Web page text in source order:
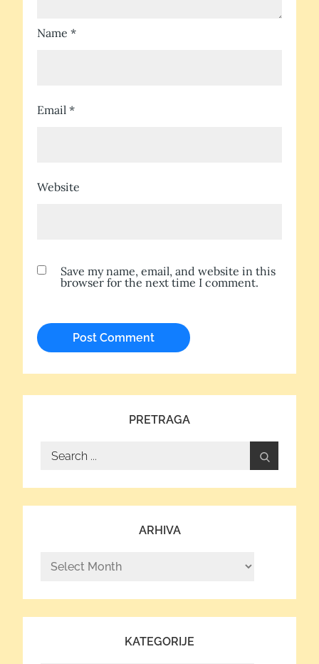
Name*
Email*
Website
Save my name, email, and website in this
browser for the next time I comment.
PRETRAGA
Search
ARHIVA
Arhiva
KATEGORIJE